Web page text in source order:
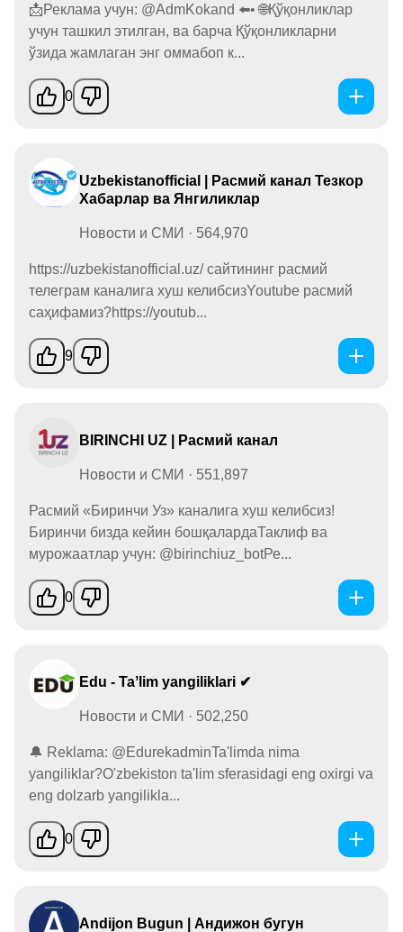
📩Реклама учун: @AdmKokand ⬅️• 🌐Қўқонликлар
учун ташкил этилган, ва барча Қўқонликларни
ўзида жамлаган энг оммабоп к...
0
Uzbekistanofficial | Расмий канал Тезкор
Xабарлар ва Янгиликлар
Новости и СМИ · 564,970
https://uzbekistanofficial.uz/ сайтининг расмий
телеграм каналига хуш келибсизYoutube расмий
саҳифамиз?https://youtub...
9
BIRINCHI UZ | Расмий канал
Новости и СМИ · 551,897
Расмий «Биринчи Уз» каналига хуш келибсиз!
Биринчи бизда кейин бошқалардаТаклиф ва
мурожаатлар учун: @birinchiuz_botРе...
0
Edu - Taʼlim yangiliklari ✔
Новости и СМИ · 502,250
🔔 Reklama: @EdurekadminTa'limda nima
yangiliklar?O'zbekiston ta'lim sferasidagi eng oxirgi va
eng dolzarb yangilikla...
0
Andijon Bugun | Андижон бугун